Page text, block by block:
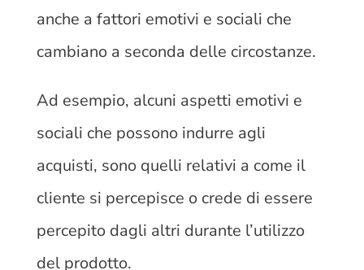
anche a fattori emotivi e sociali che
cambiano a seconda delle circostanze.
Ad esempio, alcuni aspetti emotivi e
sociali che possono indurre agli
acquisti, sono quelli relativi a come il
cliente si percepisce o crede di essere
percepito dagli altri durante l’utilizzo
del prodotto.